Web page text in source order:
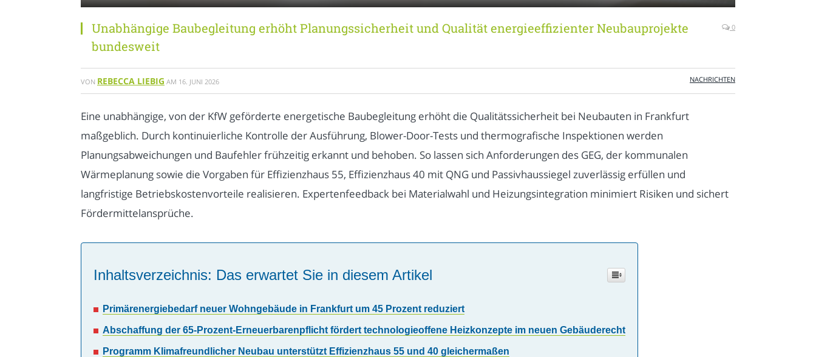
Unabhängige Baubegleitung erhöht Planungssicherheit und Qualität energieeffizienter Neubauprojekte
bundesweit
0
VON REBECCA LIEBIG AM 16. JUNI 2026 NACHRICHTEN
Eine unabhängige, von der KfW geförderte energetische Baubegleitung erhöht die Qualitätssicherheit bei Neubauten in Frankfurt
maßgeblich. Durch kontinuierliche Kontrolle der Ausführung, Blower-Door-Tests und thermografische Inspektionen werden
Planungsabweichungen und Baufehler frühzeitig erkannt und behoben. So lassen sich Anforderungen des GEG, der kommunalen
Wärmeplanung sowie die Vorgaben für Effizienzhaus 55, Effizienzhaus 40 mit QNG und Passivhaussiegel zuverlässig erfüllen und
langfristige Betriebskostenvorteile realisieren. Expertenfeedback bei Materialwahl und Heizungsintegration minimiert Risiken und sichert
Fördermittelansprüche.
Inhaltsverzeichnis: Das erwartet Sie in diesem Artikel
Primärenergiebedarf neuer Wohngebäude in Frankfurt um 45 Prozent reduziert
Abschaffung der 65-Prozent-Erneuerbarenpflicht fördert technologieoffene Heizkonzepte im neuen Gebäuderecht
Programm Klimafreundlicher Neubau unterstützt Effizienzhaus 55 und 40 gleichermaßen